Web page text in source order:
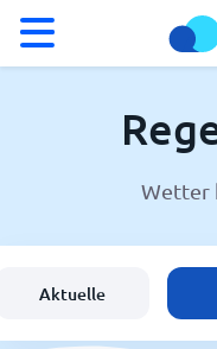
Wetter in Regensburg
Schweiz
Wetter
Aktuelle